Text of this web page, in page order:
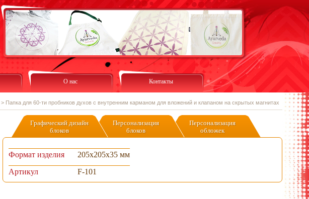
О нас Контакты
> Папка для 60-ти пробников духов с внутренним карманом для вложений и клапаном на скрытых магнитах
Графический дизайн
блоков
Персонализация
блоков
Персонализация
обложек
Формат изделия
205х205х35 мм
Артикул
F-101